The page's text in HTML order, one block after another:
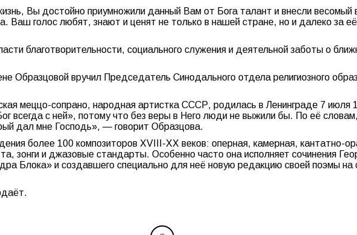
Вы достойно приумножили данный Вам от Бога талант и внесли весомый
Ваш голос любят, знают и ценят не только в нашей стране, но и далеко за
благотворительности, социального служения и деятельной заботы о
Образцовой вручил Председатель Синодального отдела религиозного
меццо-сопрано, народная артистка СССР, родилась в Ленинграде 7 июля
всегда с ней», потому что без веры в Него люди не выжили бы. По её
дал мне Господь», — говорит Образцова.
более 100 композиторов XVIII-XX веков: оперная, камерная, кантатно-
зонги и джазовые стандарты. Особенно часто она исполняет сочинения
Блока» и создавшего специально для неё новую редакцию своей поэмы